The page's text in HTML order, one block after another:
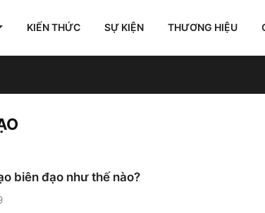
KIẾN THỨC SỰ KIỆN THƯƠNG HIỆU
biên đạo như thế nào?